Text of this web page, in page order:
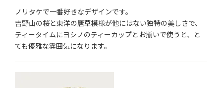
ノリタケで一番好きなデザインです。
吉野山の桜と東洋の唐草模様が他にはない独特の美しさで、
ティータイムにヨシノのティーカップとお揃いで使うと、と